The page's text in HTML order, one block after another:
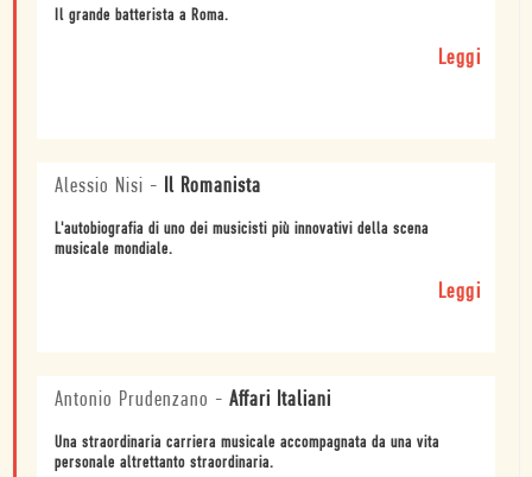
Il grande batterista a Roma.
Leggi
Alessio Nisi - Il Romanista
L'autobiografia di uno dei musicisti più innovativi della scena
musicale mondiale.
Leggi
Antonio Prudenzano - Affari Italiani
Una straordinaria carriera musicale accompagnata da una vita
personale altrettanto straordinaria.